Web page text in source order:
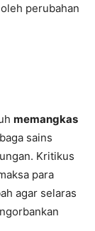
perubahan
memangkas
sains
Kritikus
para
agar selaras